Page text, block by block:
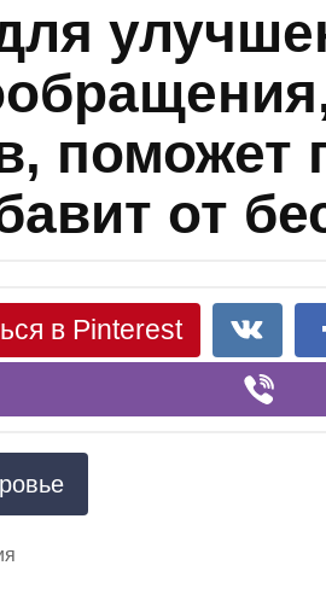
поможет
от
в Pinterest